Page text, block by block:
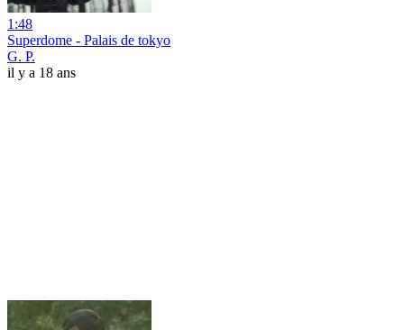
1:48
Superdome - Palais de tokyo
G. P.
il y a 18 ans